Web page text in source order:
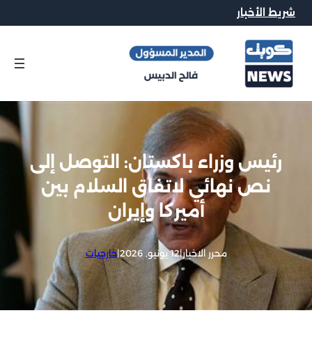
شريط الأخبار
رئيس وزراء باكستان: التوصل إلى
نص نهائي لاتفاق السلام بين
أميركا وإيران
محرر الاخبار|12 يونيو, 2026 |خارجيات